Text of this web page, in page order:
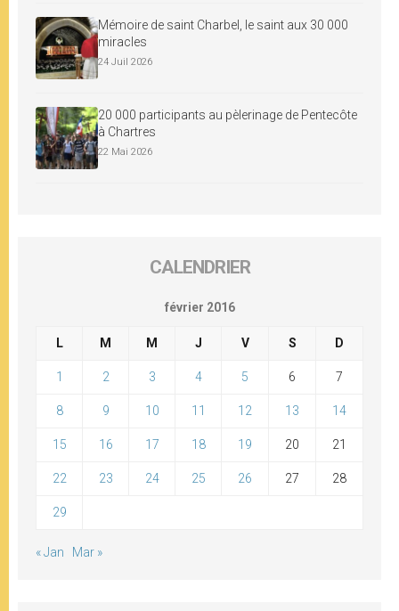
Mémoire de saint Charbel, le saint aux 30 000
miracles
24 Juil 2026
20 000 participants au pèlerinage de Pentecôte
à Chartres
22 Mai 2026
CALENDRIER
février 2016
L M M J V S D
1 2 3 4 5 6 7
8 9 10 11 12 13 14
15 16 17 18 19 20 21
22 23 24 25 26 27 28
29
« Jan Mar »